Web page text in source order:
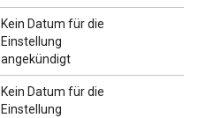
Kein Datum für die
Einstellung
angekündigt
Kein Datum für die
Einstellung